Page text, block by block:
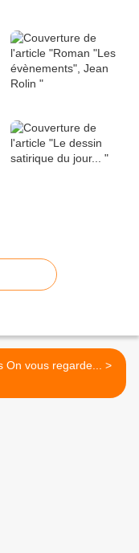
Tags On vous regarde... >